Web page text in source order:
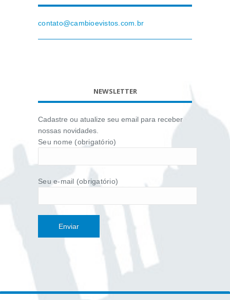
contato@cambioevistos.com.br
NEWSLETTER
Cadastre ou atualize seu email para receber
nossas novidades.
Seu nome (obrigatório)
Seu e-mail (obrigatório)